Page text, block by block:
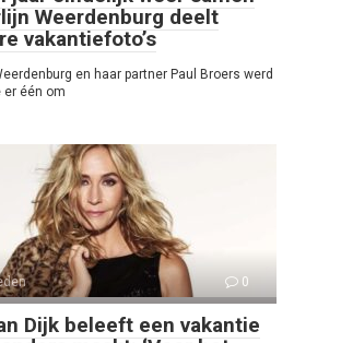
Weerdenburg deelt
vakantiefoto’s
en haar partner Paul Broers werd
er één om
0
Dijk beleeft een vakantie